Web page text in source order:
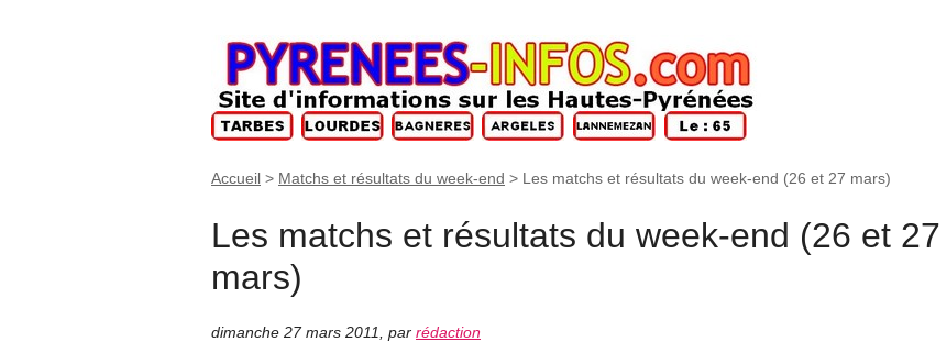
Accueil > Matchs et résultats du week-end > Les matchs et résultats du week-end (26 et 27 mars)
Les matchs et résultats du week-end (26 et 27
mars)
dimanche 27 mars 2011 par rédaction